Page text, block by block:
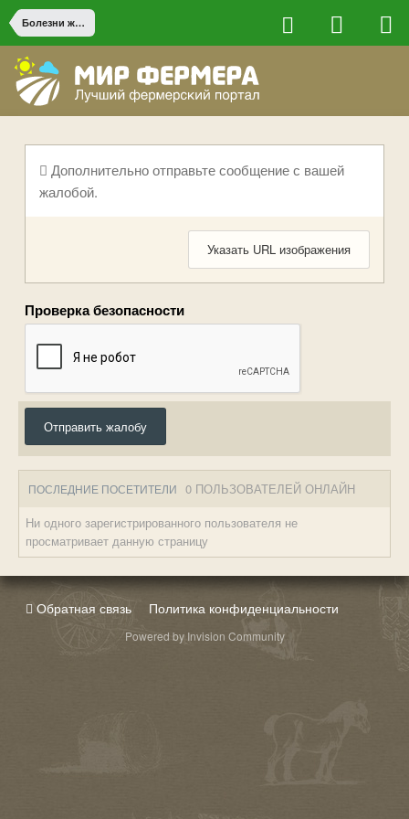
Болезни животных
Дополнительно отправьте сообщение с вашей
жалобой.
Указать URL изображения
Проверка безопасности
Отправить жалобу
ПОСЛЕДНИЕ ПОСЕТИТЕЛИ 0 ПОЛЬЗОВАТЕЛЕЙ ОНЛАЙН
Ни одного зарегистрированного пользователя не
просматривает данную страницу
Обратная связь Политика конфиденциальности
Powered by Invision Community